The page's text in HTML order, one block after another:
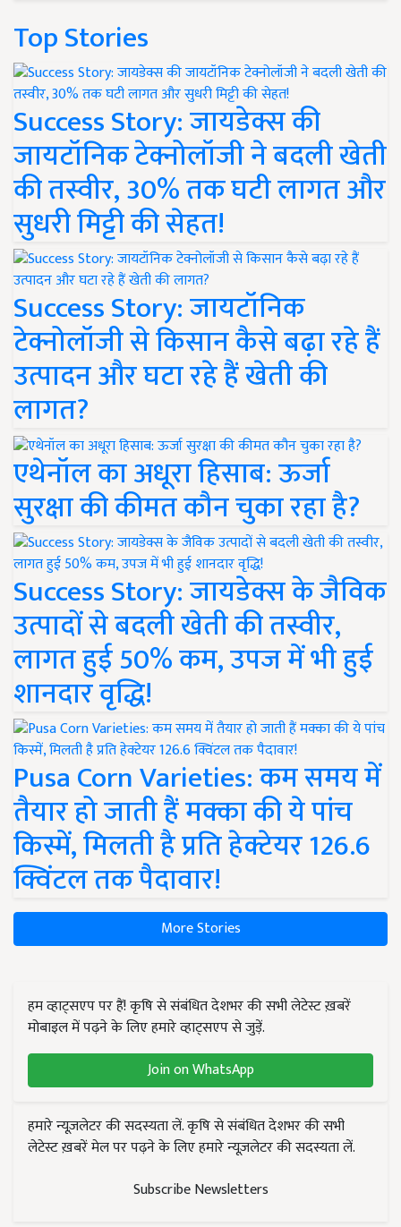
Top Stories
Success Story: जायडेक्स की
जायटॉनिक टेक्नोलॉजी ने बदली खेती
की तस्वीर, 30% तक घटी लागत और
सुधरी मिट्टी की सेहत!
Success Story: जायटॉनिक
टेक्नोलॉजी से किसान कैसे बढ़ा रहे हैं
उत्पादन और घटा रहे हैं खेती की
लागत?
एथेनॉल का अधूरा हिसाब: ऊर्जा
सुरक्षा की कीमत कौन चुका रहा है?
Success Story: जायडेक्स के जैविक
उत्पादों से बदली खेती की तस्वीर,
लागत हुई 50% कम, उपज में भी हुई
शानदार वृद्धि!
Pusa Corn Varieties: कम समय में
तैयार हो जाती हैं मक्का की ये पांच
किस्में, मिलती है प्रति हेक्टेयर 126.6
क्विंटल तक पैदावार!
More Stories
हम व्हाट्सएप पर हैं! कृषि से संबंधित देशभर की सभी लेटेस्ट ख़बरें
मोबाइल में पढ़ने के लिए हमारे व्हाट्सएप से जुड़ें.
Join on WhatsApp
हमारे न्यूज़लेटर की सदस्यता लें. कृषि से संबंधित देशभर की सभी
लेटेस्ट ख़बरें मेल पर पढ़ने के लिए हमारे न्यूज़लेटर की सदस्यता लें.
Subscribe Newsletters